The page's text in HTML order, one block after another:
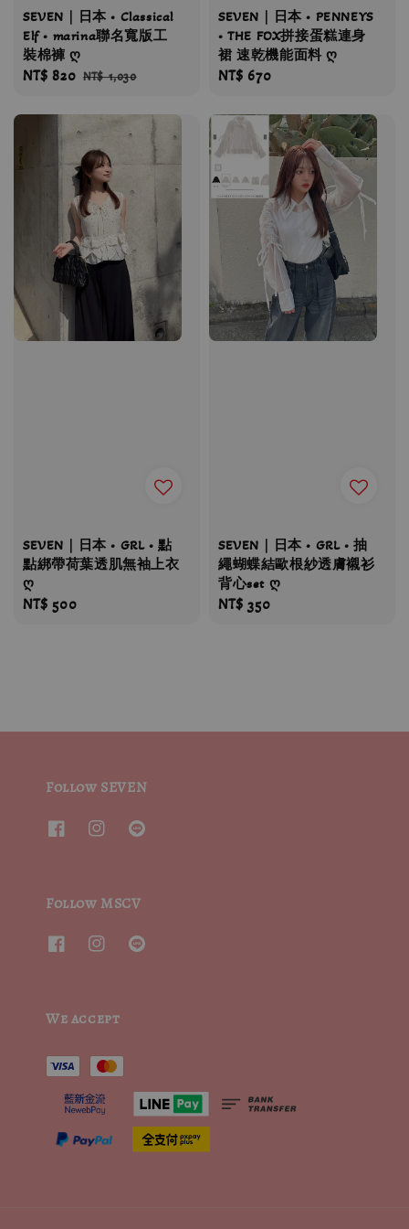
SEVEN｜日本 • Classical
Elf • marina聯名寬版工
裝棉褲 ღ
Sale
NT$ 820 Regular
NT$ 1,030
SEVEN｜日本 • PENNEYS
• THE FOX拼接蛋糕連身
裙 速乾機能面料 ღ
Regular
NT$ 670
SEVEN｜日本 • GRL • 點
點綁帶荷葉透肌無袖上衣
ღ
Regular
NT$ 500
SEVEN｜日本 • GRL • 抽
繩蝴蝶結歐根紗透膚襯衫
背心set ღ
Regular
NT$ 350
Follow SEVEN
Follow MSCV
We accept